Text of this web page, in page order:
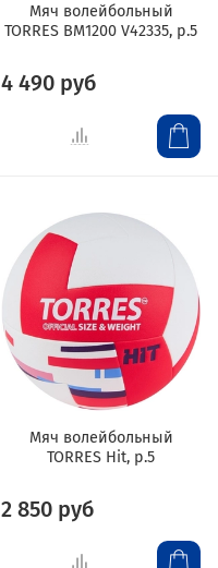
Мяч волейбольный
TORRES BM1200 V42335, р.5
4 490 руб
Мяч волейбольный
TORRES Hit, р.5
2 850 руб